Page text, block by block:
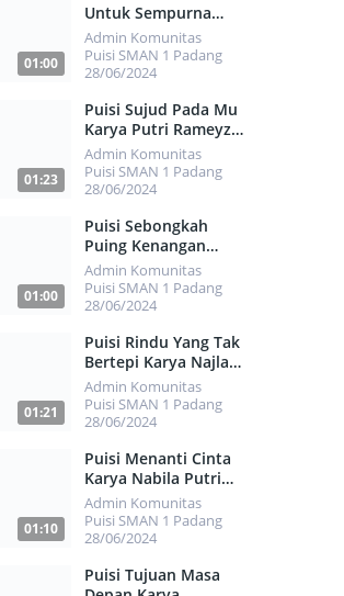
01:00
Untuk Sempurna
Karya Rafasha
Alvarez Santiaki
Admin Komunitas
Puisi SMAN 1 Padang
28/06/2024
01:23
Puisi Sujud Pada Mu
Karya Putri Rameyza
Alya
Admin Komunitas
Puisi SMAN 1 Padang
28/06/2024
01:00
Puisi Sebongkah
Puing Kenangan
Karya Patricia
Fawwazah Putri
Fernando
Admin Komunitas
Puisi SMAN 1 Padang
28/06/2024
01:21
Puisi Rindu Yang Tak
Bertepi Karya Najla
Alifah Rahsya
Admin Komunitas
Puisi SMAN 1 Padang
28/06/2024
01:10
Puisi Menanti Cinta
Karya Nabila Putri
Ziyandri
Admin Komunitas
Puisi SMAN 1 Padang
28/06/2024
Puisi Tujuan Masa